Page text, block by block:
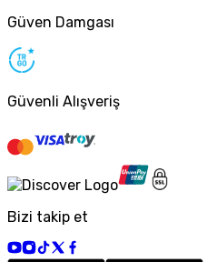
Güven Damgası
Güvenli Alışveriş
Bizi takip et